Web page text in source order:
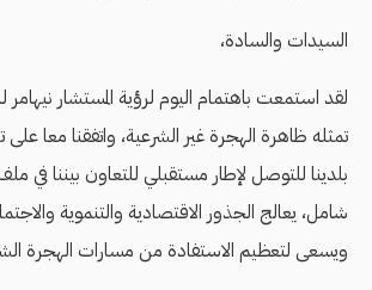
السيدات والسادة،
لقد استمعت باهتمام اليوم لرؤية المستشار
تمثله ظاهرة الهجرة غير الشرعية، واتفقنا معا على
بلدينا للتوصل لإطار مستقبلي للتعاون بيننا في
شامل، يعالج الجذور الاقتصادية والتنموية
ويسعى لتعظيم الاستفادة من مسارات الهجرة